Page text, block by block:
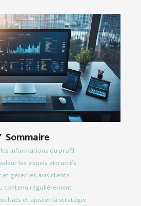
Sommaire
informations du profil
les visuels attractifs
et gérer les avis clients
contenu régulièrement
et ajuster la stratégie